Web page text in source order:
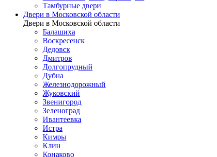
Тамбурные двери
Двери в Московской области
Двери в Московской области
Балашиха
Воскресенск
Дедовск
Дмитров
Долгопрудный
Дубна
Железнодорожный
Жуковский
Звенигород
Зеленоград
Ивантеевка
Истра
Кимры
Клин
Конаково